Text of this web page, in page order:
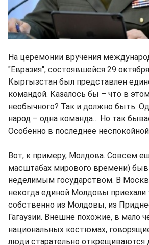
На церемонии вручения
"Евразия", состоявшейся 29
Кыргызстан был представлен
командой. Казалось бы – что в
необычного? Так и должно быть.
народ – одна команда… Но так
Особенно в последнее
Вот, к примеру, Молдова. Совсем
масштабах мирового времени)
неделимым государством. В
некогда единой Молдовы
собственно из Молдовы, из
Гагаузии. Внешне похожие, в мало
национальных костюмах,
люди старательно открещиваются